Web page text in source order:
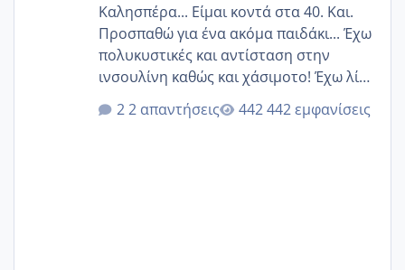
Καλησπέρα... Είμαι κοντά στα 40. Και.
Προσπαθώ για ένα ακόμα παιδάκι... Έχω
πολυκυστικές και αντίσταση στην
ινσουλίνη καθώς και χάσιμοτο! Έχω λίγα
κιλά παραπάνω και όσο κ αν προσπαθώ
δεν χάνω εύκολα! Προσπαθώ για ακόμη
2 απαντήσεις 442 εμφανίσεις